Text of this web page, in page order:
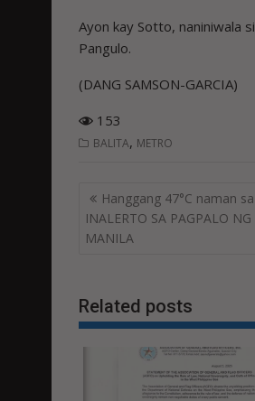
Ayon kay Sotto, naniniwala
Pangulo.
(DANG SAMSON-GARCIA)
153
BALITA, METRO
Post
navigation
Hanggang 47°C naman
INALERTO SA PAGPALO
MANILA
Related posts